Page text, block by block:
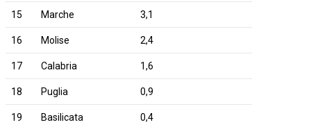
15 Marche 3,1
16 Molise 2,4
17 Calabria 1,6
18 Puglia 0,9
19 Basilicata 0,4